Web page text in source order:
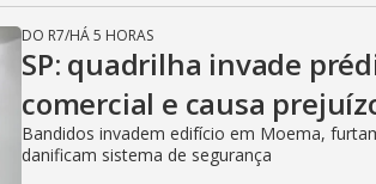
DO R7/HÁ 5 HORAS
SP: quadrilha invade
comercial e causa
Bandidos invadem edifício em Moema,
danificam sistema de segurança